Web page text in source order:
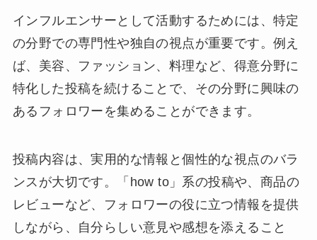
インフルエンサーとして活動するためには、特定
の分野での専門性や独自の視点が重要です。例え
ば、美容、ファッション、料理など、得意分野に
特化した投稿を続けることで、その分野に興味の
あるフォロワーを集めることができます。
投稿内容は、実用的な情報と個性的な視点のバラ
ンスが大切です。「how to」系の投稿や、商品の
レビューなど、フォロワーの役に立つ情報を提供
しながら、自分らしい意見や感想を添えること